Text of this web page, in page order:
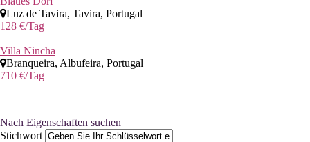
Luz de Tavira, Tavira, Portugal
128 €/Tag
Villa Nincha
Branqueira, Albufeira, Portugal
710 €/Tag
Nach Eigenschaften suchen
Stichwort